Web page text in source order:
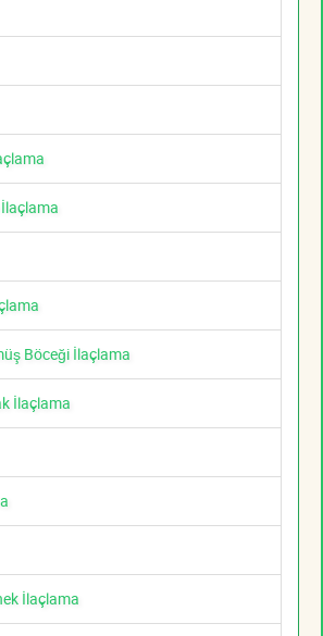
Böceği İlaçlama
İlaçlama
İlaçlama